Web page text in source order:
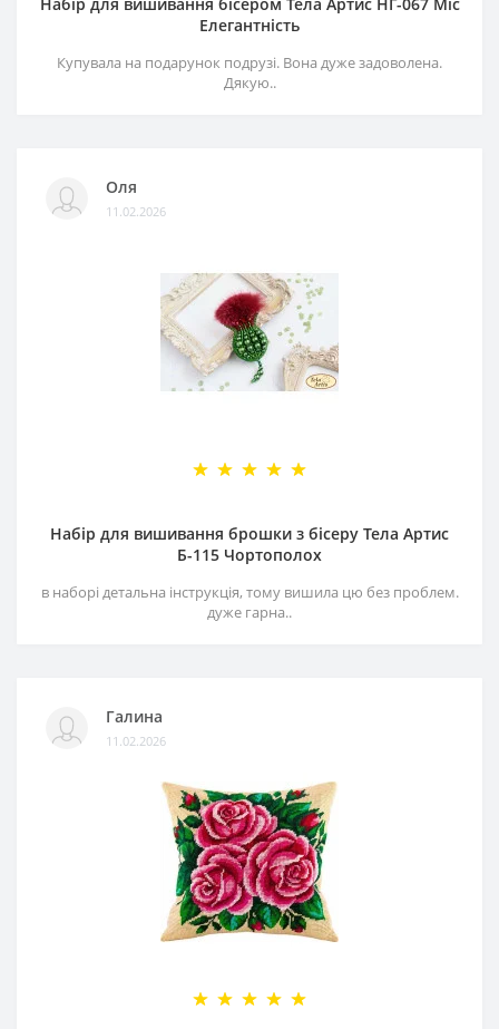
Елегантність
Купувала на подарунок подрузі. Вона дуже задоволена.
Дякую..
Оля
11.02.2026
Набір для вишивання брошки з бісеру Тела Артис
Б-115 Чортополох
в наборі детальна інструкція, тому вишила цю без проблем.
дуже гарна..
Галина
11.02.2026